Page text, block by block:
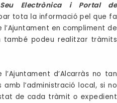
Seu Electrònica i Portal de
tota la informació pel que fa
en compliment de
també podeu realitzar tràmits
d’Alcarràs no tan
l’administració local, si no
de cada tràmit o expedient